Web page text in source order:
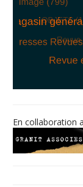
En collaboration